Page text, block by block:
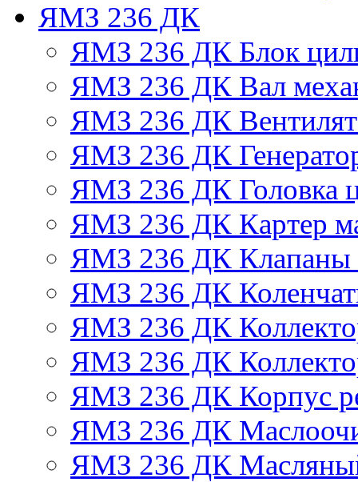
ЯМЗ 236 ДК
ЯМЗ 236 ДК Блок
ЯМЗ 236 ДК Вал
ЯМЗ 236 ДК
ЯМЗ 236 ДК
ЯМЗ 236 ДК Головка
ЯМЗ 236 ДК Картер
ЯМЗ 236 ДК Клапаны
ЯМЗ 236 ДК
ЯМЗ 236 ДК
ЯМЗ 236 ДК
ЯМЗ 236 ДК Корпус
ЯМЗ 236 ДК
ЯМЗ 236 ДК